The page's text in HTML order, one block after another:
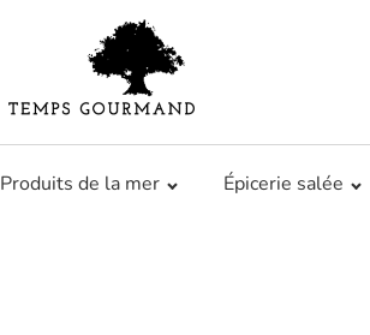
Produits de la mer Épicerie salée